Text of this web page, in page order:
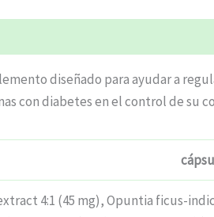
diseñado para ayudar a
con diabetes en el control de su
4:1 (45 mg), Opuntia ficus-